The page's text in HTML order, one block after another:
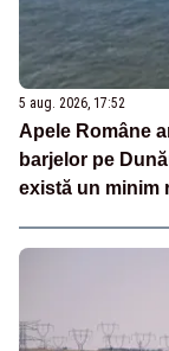
5 aug. 2026, 17:52
Apele Române
barjelor pe
există un minim